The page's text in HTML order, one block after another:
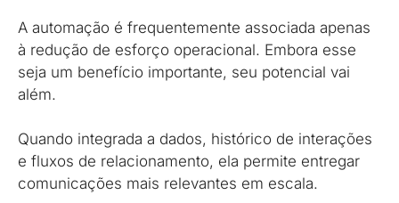
A automação é frequentemente associada apenas
à redução de esforço operacional. Embora esse
seja um benefício importante, seu potencial vai
além.
Quando integrada a dados, histórico de interações
e fluxos de relacionamento, ela permite entregar
comunicações mais relevantes em escala.